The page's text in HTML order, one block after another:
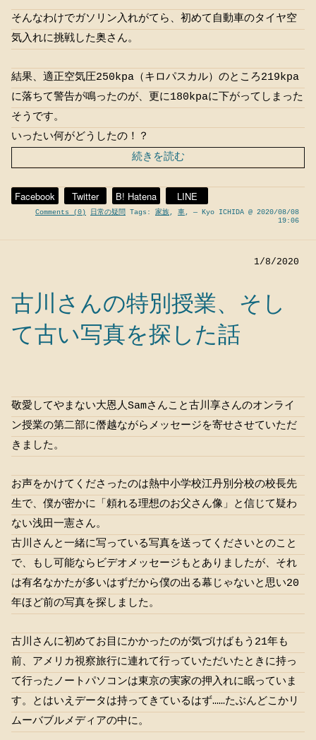
そんなわけでガソリン入れがてら、初めて自動車のタイヤ空
気入れに挑戦した奥さん。
結果、適正空気圧250kpa（キロパスカル）のところ219kpa
に落ちて警告が鳴ったのが、更に180kpaに下がってしまった
そうです。
いったい何がどうしたの！？
続きを読む
Facebook Twitter B! Hatena LINE
Comments (0) 日常の疑問 Tags: 家族, 車, — Kyo ICHIDA @ 2020/08/08
19:06
1/8/2020
古川さんの特別授業、そし
て古い写真を探した話
敬愛してやまない大恩人Samさんこと古川享さんのオンライ
ン授業の第二部に僭越ながらメッセージを寄せさせていただ
きました。
お声をかけてくださったのは熱中小学校江丹別分校の校長先
生で、僕が密かに「頼れる理想のお父さん像」と信じて疑わ
ない浅田一憲さん。
古川さんと一緒に写っている写真を送ってくださいとのこと
で、もし可能ならビデオメッセージもとありましたが、それ
は有名なかたが多いはずだから僕の出る幕じゃないと思い20
年ほど前の写真を探しました。
古川さんに初めてお目にかかったのが気づけばもう21年も
前、アメリカ視察旅行に連れて行っていただいたときに持っ
て行ったノートパソコンは東京の実家の押入れに眠っていま
す。とはいえデータは持ってきているはず……たぶんどこかリ
ムーバブルメディアの中に。